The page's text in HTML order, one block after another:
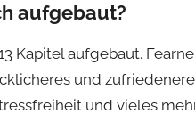
aufgebaut?
Kapitel aufgebaut.
und
und vieles